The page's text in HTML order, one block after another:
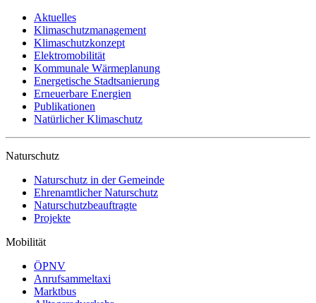
Aktuelles
Klimaschutzmanagement
Klimaschutzkonzept
Elektromobilität
Kommunale Wärmeplanung
Energetische Stadtsanierung
Erneuerbare Energien
Publikationen
Natürlicher Klimaschutz
Naturschutz
Naturschutz in der Gemeinde
Ehrenamtlicher Naturschutz
Naturschutzbeauftragte
Projekte
Mobilität
ÖPNV
Anrufsammeltaxi
Marktbus